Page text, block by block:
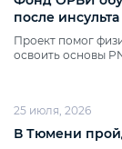
после
Проект помог
освоить основы
25 июля, 2026
В Тюмени